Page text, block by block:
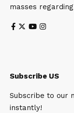
masses
Subscribe US
Subscribe to our
instantly!